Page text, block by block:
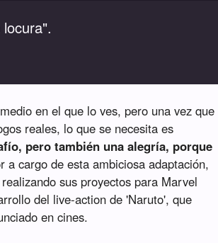
en el que lo ves, pero una vez que
reales, lo que se necesita es
pero también una alegría, porque
a cargo de esta ambiciosa adaptación,
sus proyectos para Marvel
del live-action de 'Naruto', que
en cines.